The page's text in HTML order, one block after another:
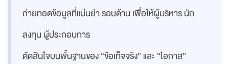
ถ่ายทอดข้อมูลที่แม่นยำ รอบด้าน เพื่อให้ผู้บริหาร นัก
ลงทุน ผู้ประกอบการ
ตัดสินใจบนพื้นฐานของ “ข้อเท็จจริง” และ “โอกาส”